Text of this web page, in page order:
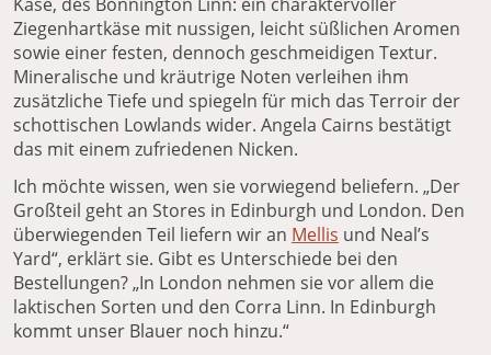
Ziegenhartkäse mit nussigen, leicht süßlichen Aromen
sowie einer festen, dennoch geschmeidigen Textur.
Mineralische und kräutrige Noten verleihen ihm
zusätzliche Tiefe und spiegeln für mich das Terroir der
schottischen Lowlands wider. Angela Cairns bestätigt
das mit einem zufriedenen Nicken.
Ich möchte wissen, wen sie vorwiegend beliefern. „Der
Großteil geht an Stores in Edinburgh und London. Den
überwiegenden Teil liefern wir an Mellis und Neal’s
Yard“, erklärt sie. Gibt es Unterschiede bei den
Bestellungen? „In London nehmen sie vor allem die
laktischen Sorten und den Corra Linn. In Edinburgh
kommt unser Blauer noch hinzu.“